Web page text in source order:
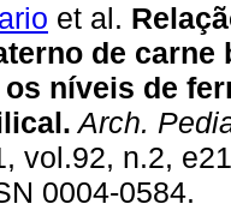
et al.
de carne
níveis de
Arch.
vol.92, n.2,
0004-0584.